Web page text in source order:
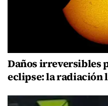
Daños irreversibles
eclipse: la radiación